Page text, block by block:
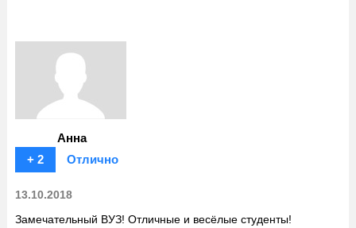
Анна
+ 2
Отлично
13.10.2018
Замечательный ВУЗ! Отличные и весёлые студенты!